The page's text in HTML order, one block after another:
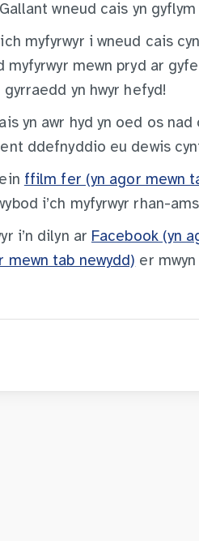
wneud cais yn
myfyrwyr i wneud cais
myfyrwyr mewn pryd ar
yn hwyr hefyd!
yn awr hyd yn oed os
ddefnyddio eu dewis
ffilm fer (yn agor mewn
i’ch myfyrwyr rhan-
i’n dilyn ar Facebook (yn
mewn tab newydd) er